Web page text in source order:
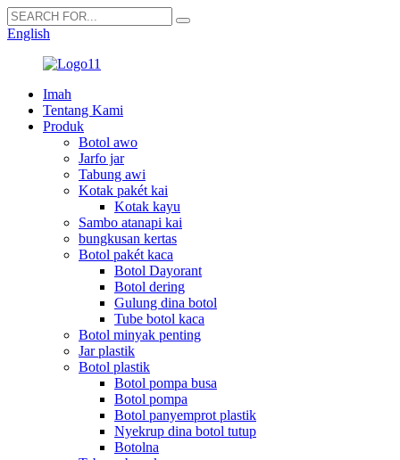
English
Imah
Tentang Kami
Produk
Botol awo
Jarfo jar
Tabung awi
Kotak pakét kai
Kotak kayu
Sambo atanapi kai
bungkusan kertas
Botol pakét kaca
Botol Dayorant
Botol dering
Gulung dina botol
Tube botol kaca
Botol minyak penting
Jar plastik
Botol plastik
Botol pompa busa
Botol pompa
Botol panyemprot plastik
Nyekrup dina botol tutup
Botolna